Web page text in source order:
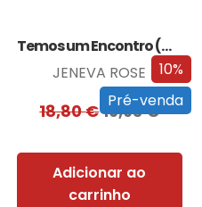
10%
Pré-venda
Temos um Encontro (Outra Vez)
JENEVA ROSE
18,80€16,93€
Adicionar ao
carrinho